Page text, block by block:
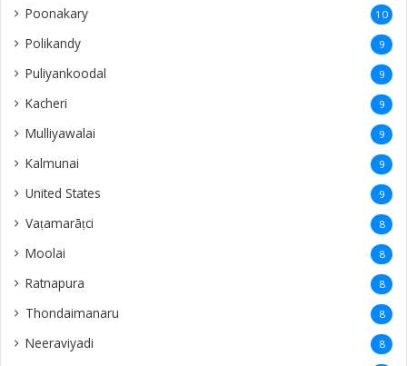
Poonakary 10
Polikandy 9
Puliyankoodal 9
Kacheri 9
Mulliyawalai 9
Kalmunai 9
United States 9
Vaṭamarāṭci 8
Moolai 8
Ratnapura 8
Thondaimanaru 8
Neeraviyadi 8